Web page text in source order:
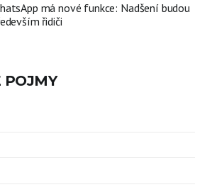
má nové funkce: Nadšení budou
řidiči
POJMY